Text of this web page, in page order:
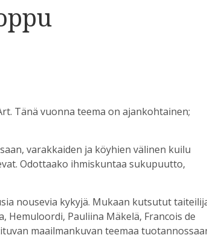
Tänä vuonna teema on ajankohtainen;
varakkaiden ja köyhien välinen kuilu
Odottaako ihmiskuntaa sukupuutto,
nousevia kykyjä. Mukaan kutsutut
Hemuloordi, Pauliina Mäkelä, Francois de
maailmankuvan teemaa